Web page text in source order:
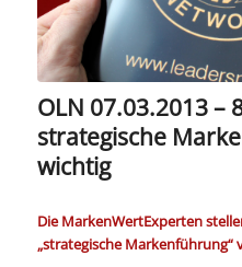
OLN 07.03.2013 –
strategische
wichtig
Die MarkenWertExperten
„strategische Markenführung“